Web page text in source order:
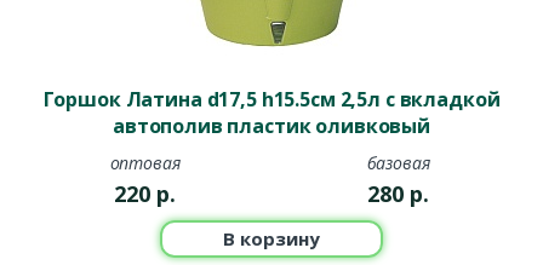
Горшок Латина d17,5 h15.5см 2,5л с вкладкой
автополив пластик оливковый
оптовая
220 р.
базовая
280 р.
В корзину